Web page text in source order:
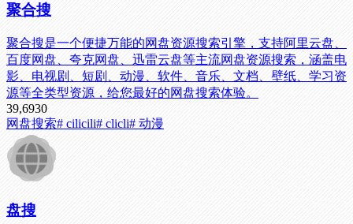
聚合搜
聚合搜是一个便捷万能的网盘资源搜索引擎，支持阿里云盘、
百度网盘、夸克网盘、迅雷云盘等主流网盘资源搜索，涵盖电
影、电视剧、短剧、动漫、软件、音乐、文档、壁纸、学习资
源等全类型资源，给您最好的网盘搜索体验。
39,6930
网盘搜索# cilicili# clicli# 动漫
盘搜